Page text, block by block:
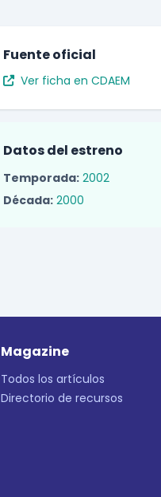
Fuente oficial
Ver ficha en CDAEM
Datos del estreno
Temporada: 2002
Década: 2000
Magazine
Todos los artículos
Directorio de recursos